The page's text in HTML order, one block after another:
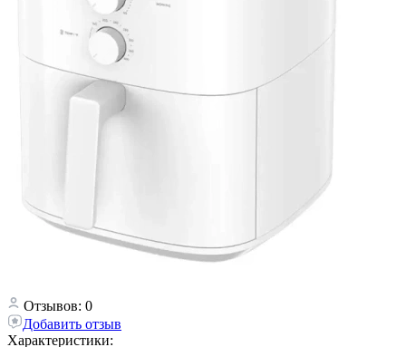
Отзывов: 0
Добавить отзыв
Характеристики: